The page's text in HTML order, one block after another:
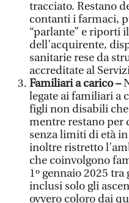
tracciato. Restano
contanti i farmaci,
“parlante” e riporti
dell’acquirente,
sanitarie rese da
accreditate al
Familiari a carico –
legate ai familiari a
figli non disabili
mentre restano per
senza limiti di età
inoltre ristretto
che coinvolgono
1º gennaio 2025
inclusi solo gli
ovvero coloro dai